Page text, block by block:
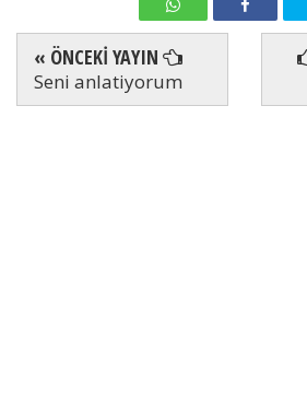
« ÖNCEKİ YAYIN
Seni anlatiyorum